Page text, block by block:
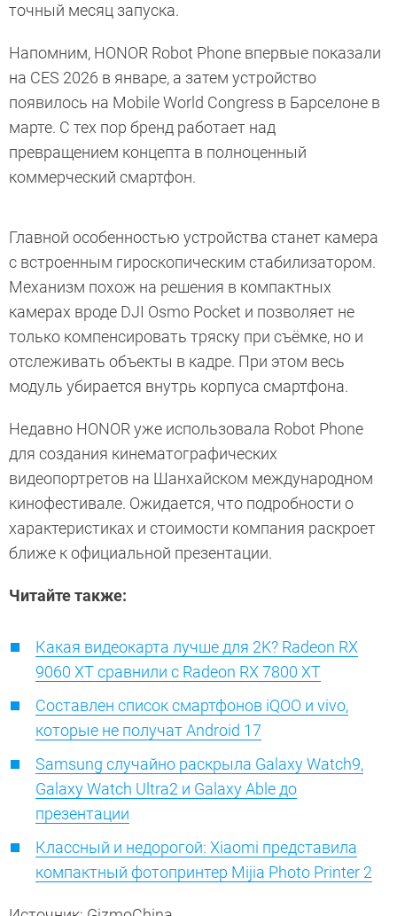
точный месяц запуска.
Напомним, HONOR Robot Phone впервые показали
на CES 2026 в январе, а затем устройство
появилось на Mobile World Congress в Барселоне в
марте. С тех пор бренд работает над
превращением концепта в полноценный
коммерческий смартфон.
Главной особенностью устройства станет камера
с встроенным гироскопическим стабилизатором.
Механизм похож на решения в компактных
камерах вроде DJI Osmo Pocket и позволяет не
только компенсировать тряску при съёмке, но и
отслеживать объекты в кадре. При этом весь
модуль убирается внутрь корпуса смартфона.
Недавно HONOR уже использовала Robot Phone
для создания кинематографических
видеопортретов на Шанхайском международном
кинофестивале. Ожидается, что подробности о
характеристиках и стоимости компания раскроет
ближе к официальной презентации.
Читайте также:
Какая видеокарта лучше для 2K? Radeon RX
9060 XT сравнили с Radeon RX 7800 XT
Составлен список смартфонов iQOO и vivo,
которые не получат Android 17
Samsung случайно раскрыла Galaxy Watch9,
Galaxy Watch Ultra2 и Galaxy Able до
презентации
Классный и недорогой: Xiaomi представила
компактный фотопринтер Mijia Photo Printer 2